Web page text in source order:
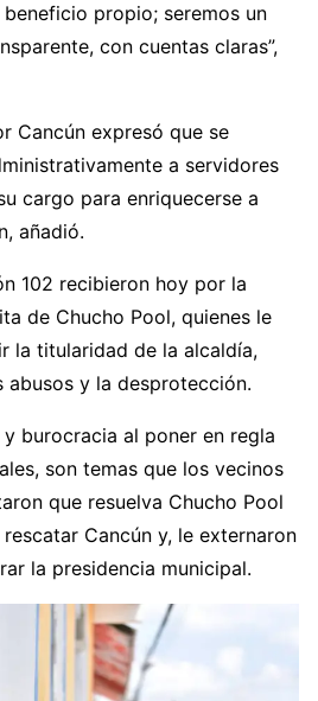
propio; seremos un
con cuentas claras”,
Cancún expresó que se
a servidores
cargo para enriquecerse a
añadió.
102 recibieron hoy por la
de Chucho Pool, quienes le
la titularidad de la alcaldía,
y la desprotección.
burocracia al poner en regla
son temas que los vecinos
que resuelva Chucho Pool
Cancún y, le externaron
la presidencia municipal.